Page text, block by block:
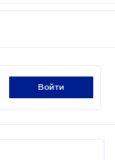
войти